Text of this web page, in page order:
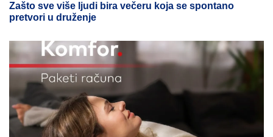
Zašto sve više ljudi bira večeru koja se spontano
pretvori u druženje